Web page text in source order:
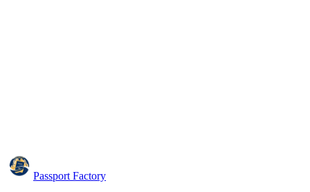
Passport Factory